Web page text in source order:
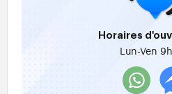
Horaires
Lun-Ven